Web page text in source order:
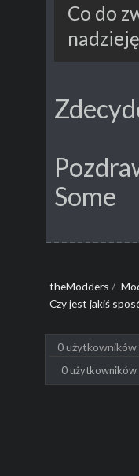
Co do
Some
theModders /
Czy jest jakiś
0 użytkowników
0 użytkowników